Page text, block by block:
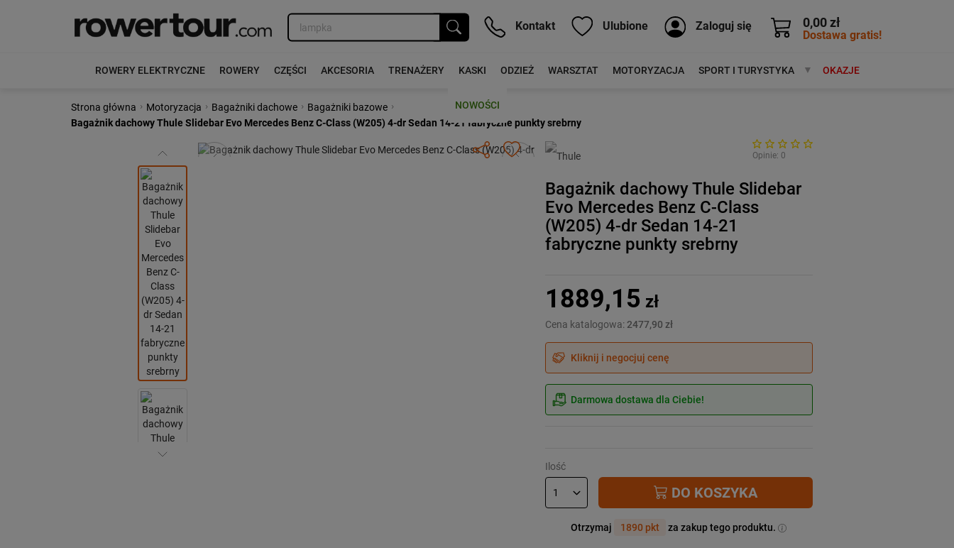
0,00 zł
Dostawa gratis!
Kontakt Ulubione Zaloguj się
ROWERY ELEKTRYCZNE ROWERY CZĘŚCI AKCESORIA TRENAŻERY KASKI ODZIEŻ WARSZTAT MOTORYZACJA SPORT I TURYSTYKA MARKIOKAZJE
NOWOŚCI
Strona główna › Motoryzacja › Bagażniki dachowe › Bagażniki bazowe ›
Bagażnik dachowy Thule Slidebar Evo Mercedes Benz C-Class (W205) 4-dr Sedan 14-21 fabryczne punkty srebrny
Poprzedni Następny Opinie: 0
Bagażnik dachowy Thule Slidebar
Evo Mercedes Benz C-Class
(W205) 4-dr Sedan 14-21
fabryczne punkty srebrny
1889,15 zł
Cena katalogowa:2477,90 zł
Kliknij i negocjuj cenę
Darmowa dostawa dla Ciebie!
Ilość
DO KOSZYKA
Otrzymaj 1890 pkt za zakup tego produktu.